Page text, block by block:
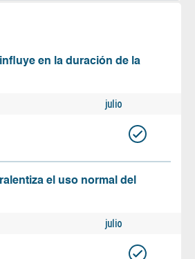
en la duración de la
julio
el uso normal del
julio